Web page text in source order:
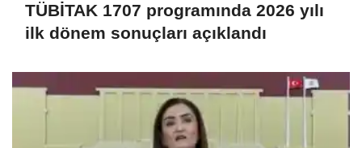
TÜBİTAK 1707 programında 2026 yılı
ilk dönem sonuçları açıklandı